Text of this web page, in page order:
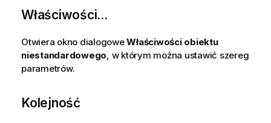
Właściwości...
Otwiera okno dialogoweWłaściwości obiektu
niestandardowego , w którym można ustawić szereg
parametrów.
Kolejność